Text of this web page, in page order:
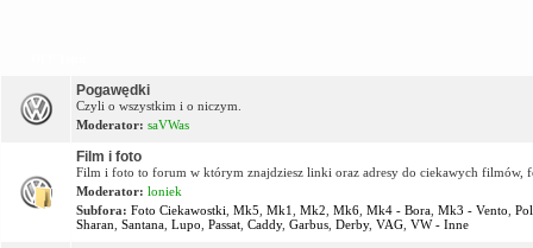
Pogawędki
Czyli o wszystkim i o niczym.
Moderator: saVWas
Film i foto
Film i foto to forum w którym znajdziesz linki oraz adresy do ciekawych filmów,
Moderator: loniek
Subfora: Foto Ciekawostki Mk5 Mk1 Mk2 Mk6 Mk4 - Bora Mk3 - Vento
Sharan Santana Lupo Passat Caddy, Garbus Derby, VAG VW - Inne